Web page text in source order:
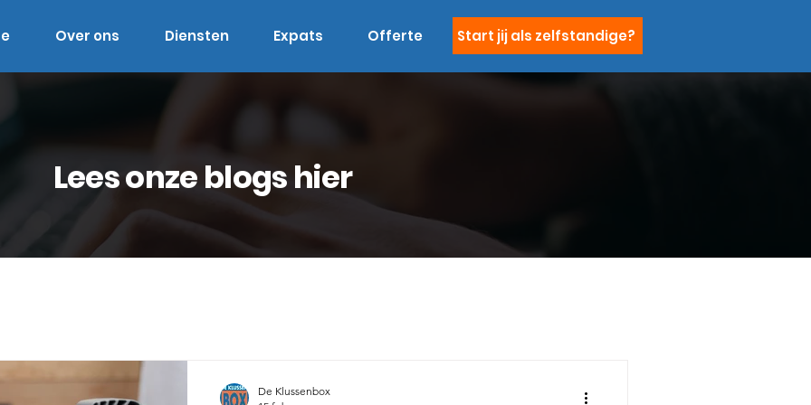
Over ons Diensten Expats Offerte Start jij als zelfstandige?
Lees onze blogs hier
De Klussenbox